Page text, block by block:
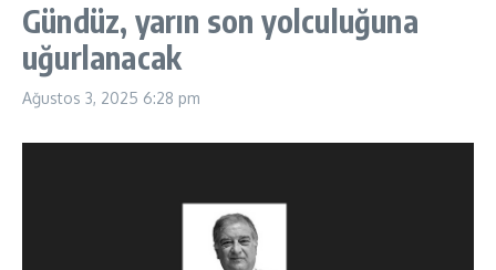
Gündüz, yarın son yolculuğuna
uğurlanacak
Ağustos 3, 2025 6:28 pm